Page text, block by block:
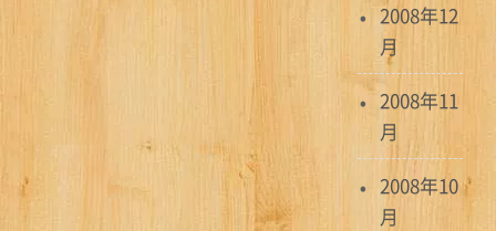
2008年12
月
2008年11
月
2008年10
月